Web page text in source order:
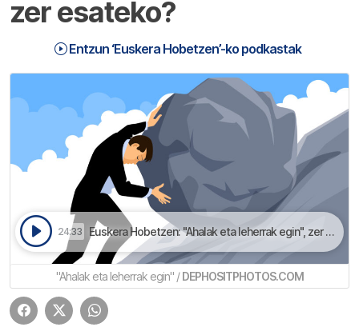
zer esateko?
Entzun ‘Euskera Hobetzen’-ko podkastak
24:33 Euskera Hobetzen: "Ahalak eta leherrak egin", zer esateko? | Euskera Hobetzen
"Ahalak eta leherrak egin" /DEPHOSITPHOTOS.COM